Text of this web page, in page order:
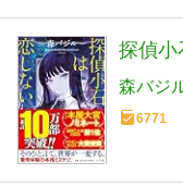
探偵小
森バジ
6771